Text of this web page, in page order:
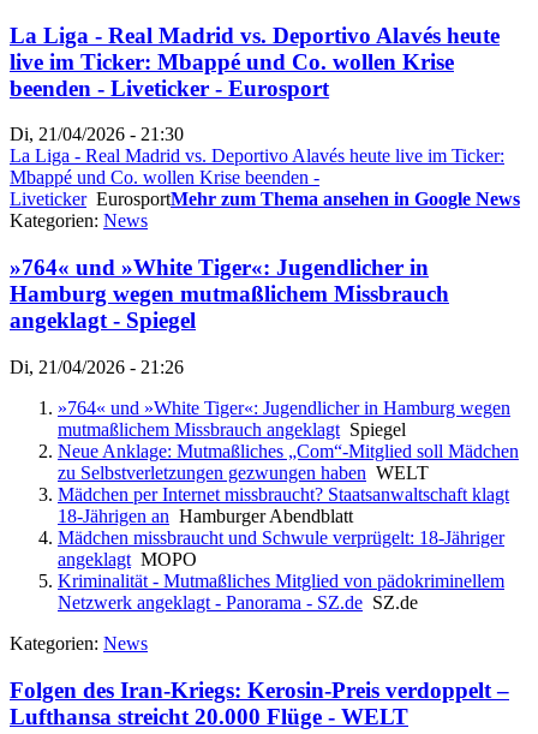
La Liga - Real Madrid vs. Deportivo Alavés heute
live im Ticker: Mbappé und Co. wollen Krise
beenden - Liveticker - Eurosport
Di, 21/04/2026 - 21:30
La Liga - Real Madrid vs. Deportivo Alavés heute live im Ticker:
Mbappé und Co. wollen Krise beenden -
LivetickerEurosportMehr zum Thema ansehen in Google News
Kategorien: News
»764« und »White Tiger«: Jugendlicher in
Hamburg wegen mutmaßlichem Missbrauch
angeklagt - Spiegel
Di, 21/04/2026 - 21:26
»764« und »White Tiger«: Jugendlicher in Hamburg wegen
mutmaßlichem Missbrauch angeklagt Spiegel
Neue Anklage: Mutmaßliches „Com“-Mitglied soll Mädchen
zu Selbstverletzungen gezwungen haben WELT
Mädchen per Internet missbraucht? Staatsanwaltschaft klagt
18-Jährigen an Hamburger Abendblatt
Mädchen missbraucht und Schwule verprügelt: 18-Jähriger
angeklagt MOPO
Kriminalität - Mutmaßliches Mitglied von pädokriminellem
Netzwerk angeklagt - Panorama - SZ.de SZ.de
Kategorien: News
Folgen des Iran-Kriegs: Kerosin-Preis verdoppelt –
Lufthansa streicht 20.000 Flüge - WELT